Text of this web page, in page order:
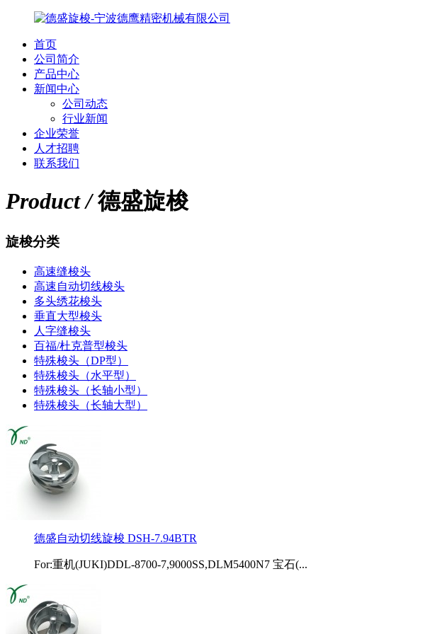
首页
公司简介
产品中心
新闻中心
公司动态
行业新闻
企业荣誉
人才招聘
联系我们
Product /德盛旋梭
旋梭分类
高速缝梭头
高速自动切线梭头
多头绣花梭头
垂直大型梭头
人字缝梭头
百福/杜克普型梭头
特殊梭头（DP型）
特殊梭头（水平型）
特殊梭头（长轴小型）
特殊梭头（长轴大型）
德盛自动切线旋梭 DSH-7.94BTR
For:重机(JUKI)DDL-8700-7,9000SS,DLM5400N7 宝石(...